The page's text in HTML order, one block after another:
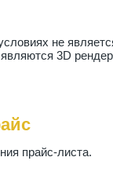
не
3D
прайс-листа.